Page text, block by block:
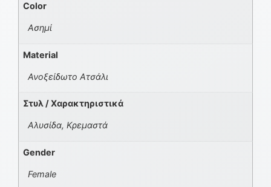
Color
Ασημί
Material
Ανοξείδωτο Ατσάλι
Στυλ / Χαρακτηριστικά
Αλυσίδα, Κρεμαστά
Gender
Female